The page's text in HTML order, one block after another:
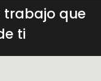
trabajo que
ti